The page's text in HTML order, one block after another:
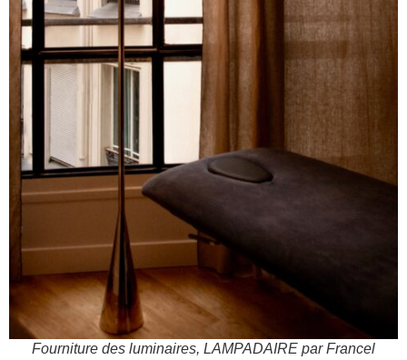
Fourniture des luminaires, LAMPADAIRE par Francel